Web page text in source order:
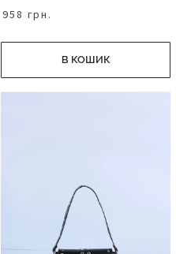
958 грн.
В КОШИК